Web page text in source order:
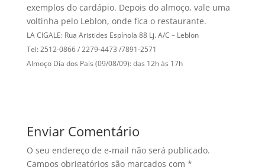
exemplos do cardápio. Depois do almoço, vale uma
voltinha pelo Leblon, onde fica o restaurante.
LA CIGALE: Rua Aristides Espí­nola 88 Lj. A/C – Leblon
Tel: 2512-0866 / 2279-4473 /7891-2571
Almoço Dia dos Pais (09/08/09): das 12h às 17h
Enviar Comentário
O seu endereço de e-mail não será publicado.
Campos obrigatórios são marcados com *